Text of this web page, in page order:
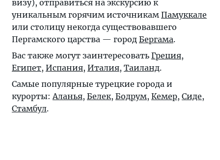
визу), отправиться на экскурсию к
уникальным горячим источникам Памуккале
или столицу некогда существовавшего
Пергамского царства — город Бергама.
Вас также могут заинтересовать Греция,
Египет, Испания, Италия, Таиланд.
Самые популярные турецкие города и
курорты:Аланья, Белек, Бодрум, Кемер, Сиде,
Стамбул.